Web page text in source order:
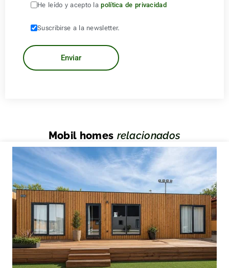
He leído y acepto lapolítica de privacidad
Suscribirse a la newsletter.
Mobil homes relacionados